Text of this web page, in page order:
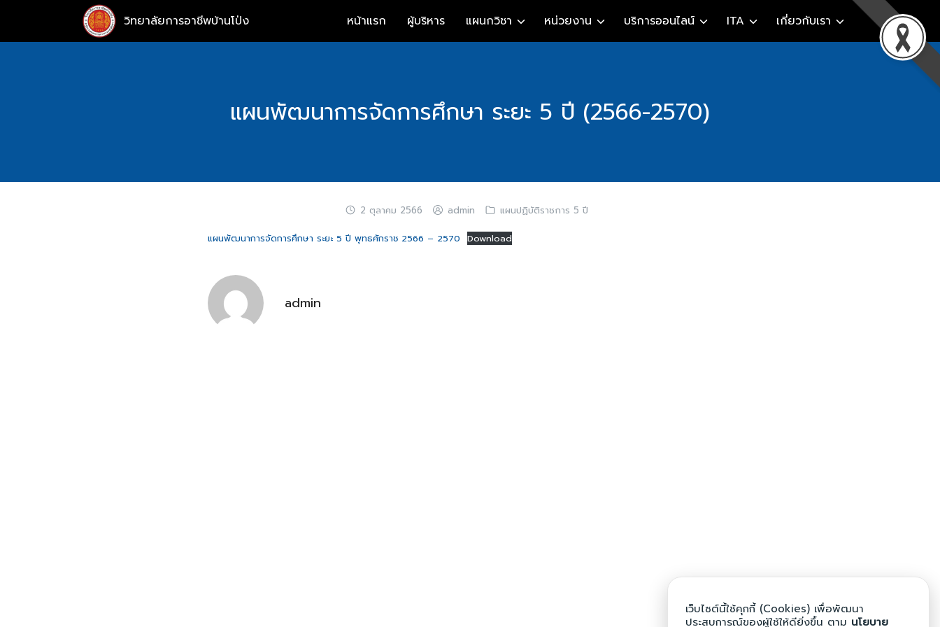
content
วิทยาลัยการอาชีพบ้านโป่ง หน้าแรก ผู้บริหาร แผนกวิชา หน่วยงาน บริการออนไลน์ ITA เกี่ยวกับเรา
แผนพัฒนาการจัดการศึกษา ระยะ 5 ปี (2566-2570)
2 ตุลาคม 2566 admin แผนปฏิบัติราชการ 5 ปี
แผนพัฒนาการจัดการศึกษา ระยะ 5 ปี พุทธศักราช 2566 – 2570 Download
admin
เว็บไซต์นี้ใช้คุกกี้ (Cookies) เพื่อพัฒนา
ประสบการณ์ของผู้ใช้ให้ดียิ่งขึ้น ตาม นโยบาย